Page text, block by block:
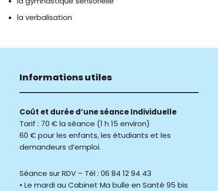
la verbalisation
Informations utiles
Coût et durée d’une séance Individuelle
Tarif : 70 € la séance (1 h 15 environ)
60 € pour les enfants, les étudiants et les
demandeurs d’emploi.
Séance sur RDV – Tél : 06 84 12 94 43
• Le mardi au Cabinet Ma bulle en Santé 95 bis